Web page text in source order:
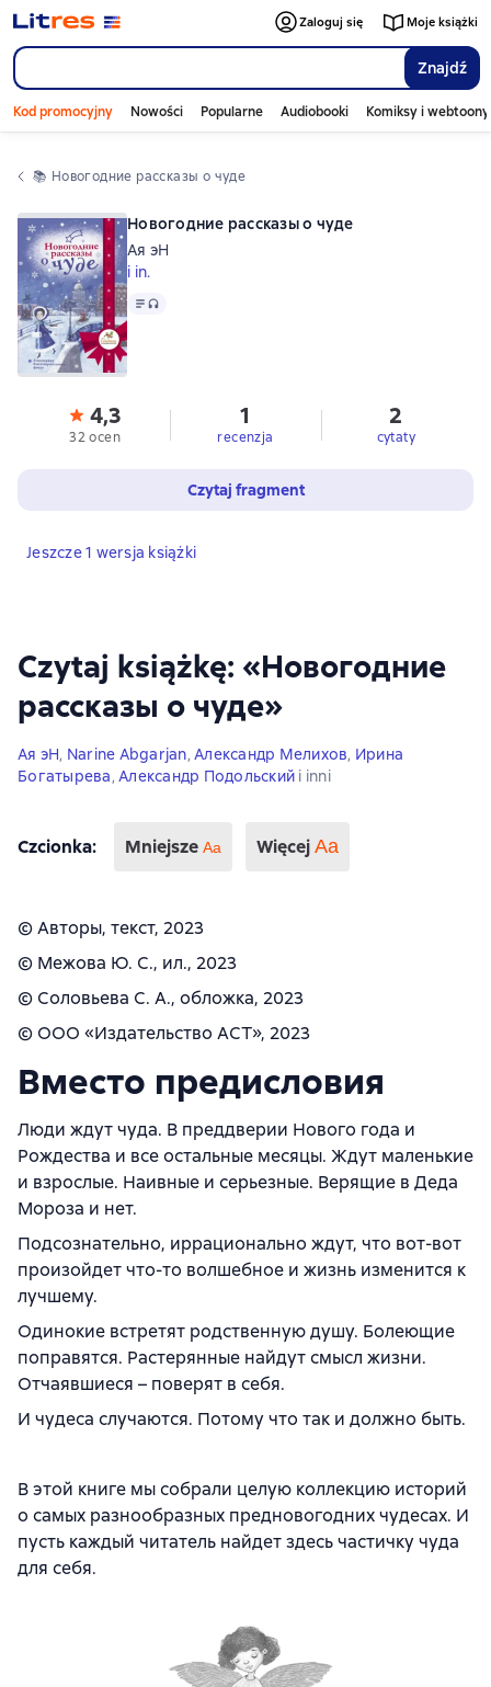
Znajdź
Zaloguj się Moje książki
Kod promocyjny Nowości Popularne Audiobooki Komiksy i webtoony
📚 Новогодние рассказы о чуде
Czytaj książkę: «Новогодние
рассказы о чуде»
Ая эН, Narine Abgarjan, Александр Мелихов, Ирина
Богатырева, Александр Подольский i inni
Czcionka: Mniejsze Aa Więcej Аа
© Авторы, текст, 2023
© Межова Ю. С., ил., 2023
© Соловьева С. А., обложка, 2023
© ООО «Издательство АСТ», 2023
Вместо предисловия
Люди ждут чуда. В преддверии Нового года и
Рождества и все остальные месяцы. Ждут маленькие
и взрослые. Наивные и серьезные. Верящие в Деда
Мороза и нет.
Подсознательно, иррационально ждут, что вот-вот
произойдет что-то волшебное и жизнь изменится к
лучшему.
Одинокие встретят родственную душу. Болеющие
поправятся. Растерянные найдут смысл жизни.
Отчаявшиеся – поверят в себя.
И чудеса случаются. Потому что так и должно быть.
В этой книге мы собрали целую коллекцию историй
о самых разнообразных предновогодних чудесах. И
пусть каждый читатель найдет здесь частичку чуда
для себя.
Новогодние рассказы о чуде
Ая эН
i in.
Tekst
4,3
32 ocen
1
recenzja
2
cytaty
Czytaj fragment
Jeszcze 1 wersja książki